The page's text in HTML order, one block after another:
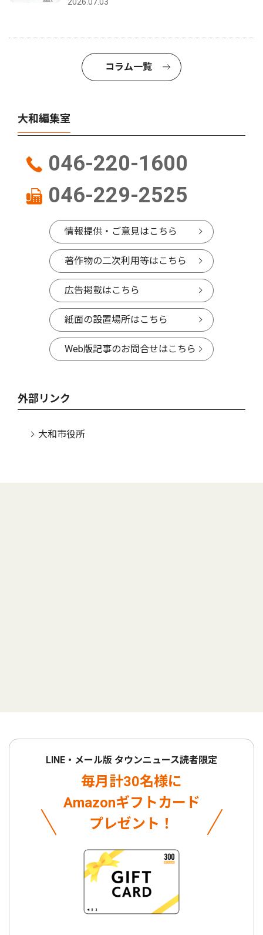
コラム一覧
大和編集室
046-220-1600
046-229-2525
情報提供・ご意見はこちら
著作物の二次利用等はこちら
広告掲載はこちら
紙面の設置場所はこちら
Web版記事のお問合せはこちら
外部リンク
大和市役所
LINE・メール版 タウンニュース読者限定
毎月計30名様に
Amazonギフトカード
プレゼント！